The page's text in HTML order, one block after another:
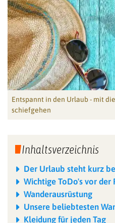
Entspannt in den Urlaub - mit
schiefgehen
Inhaltsverzeichnis
Der Urlaub steht kurz
Wichtige ToDo's vor der
Wanderausrüstung
Unsere beliebtesten
Kleidung für jeden Tag